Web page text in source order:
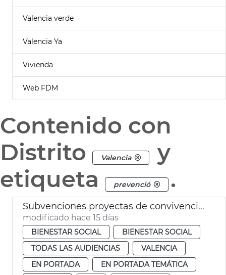
Valencia verde
Valencia Ya
Vivienda
Web FDM
Contenido con
Distrito
Valencia
y
etiqueta
prevenció .
Subvenciones proyectas de convivencia intercultural y prevención del racismo
modificado hace 15 días
BIENESTAR SOCIAL
BIENESTAR SOCIAL
TODAS LAS AUDIENCIAS
VALENCIA
EN PORTADA
EN PORTADA TEMÁTICA